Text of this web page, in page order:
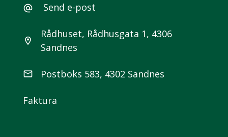
alternate_email Send e-post
location_on
Rådhuset, Rådhusgata 1, 4306
Sandnes
email Postboks 583, 4302 Sandnes
Faktura